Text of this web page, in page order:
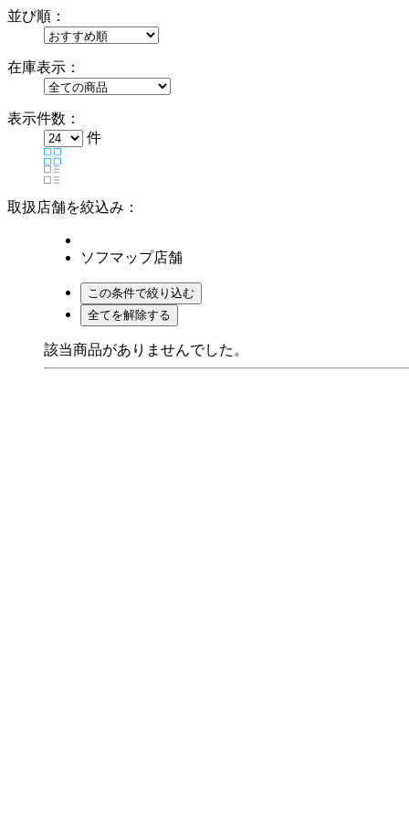
並び順：
在庫表示：
表示件数：
件
取扱店舗を絞込み：
ソフマップ店舗
該当商品がありませんでした。